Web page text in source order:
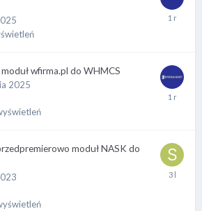
wfirma.pl do WHMCS
2025
moduł NASK do